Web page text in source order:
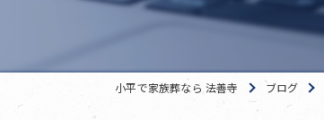
小平で家族葬なら 法善寺 ブログ